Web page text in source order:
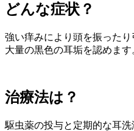
どんな症状？
強い痒みにより頭を振った
大量の黒色の耳垢を認めます
治療法は？
駆虫薬の投与と定期的な耳